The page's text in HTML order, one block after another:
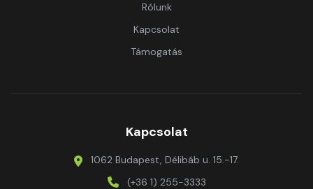
Rólunk
Kapcsolat
Támogatás
Kapcsolat
1062 Budapest, Délibáb u. 15.-17.
(+36 1) 255-3333